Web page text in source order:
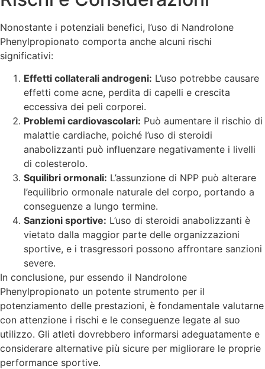
Nonostante i potenziali benefici, l’uso di Nandrolone
Phenylpropionato comporta anche alcuni rischi
significativi:
Effetti collaterali androgeni: L’uso potrebbe causare
effetti come acne, perdita di capelli e crescita
eccessiva dei peli corporei.
Problemi cardiovascolari: Può aumentare il rischio di
malattie cardiache, poiché l’uso di steroidi
anabolizzanti può influenzare negativamente i livelli
di colesterolo.
Squilibri ormonali: L’assunzione di NPP può alterare
l’equilibrio ormonale naturale del corpo, portando a
conseguenze a lungo termine.
Sanzioni sportive: L’uso di steroidi anabolizzanti è
vietato dalla maggior parte delle organizzazioni
sportive, e i trasgressori possono affrontare sanzioni
severe.
In conclusione, pur essendo il Nandrolone
Phenylpropionato un potente strumento per il
potenziamento delle prestazioni, è fondamentale valutarne
con attenzione i rischi e le conseguenze legate al suo
utilizzo. Gli atleti dovrebbero informarsi adeguatamente e
considerare alternative più sicure per migliorare le proprie
performance sportive.